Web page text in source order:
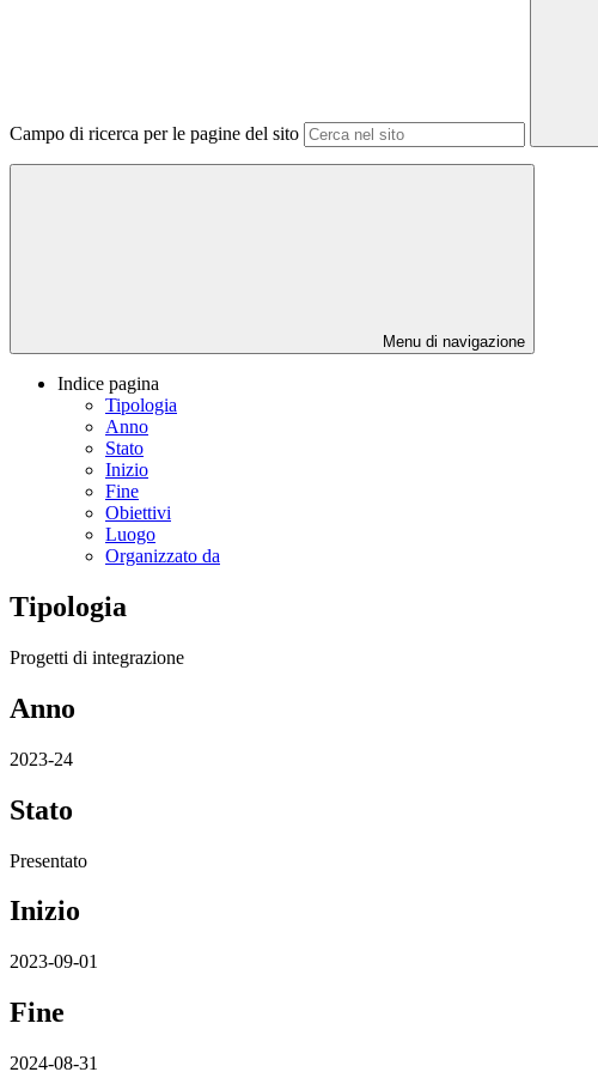
Campo di ricerca per le pagine del sito
Menu di navigazione
Indice pagina
Tipologia
Anno
Stato
Inizio
Fine
Obiettivi
Luogo
Organizzato da
Tipologia
Progetti di integrazione
Anno
2023-24
Stato
Presentato
Inizio
2023-09-01
Fine
2024-08-31